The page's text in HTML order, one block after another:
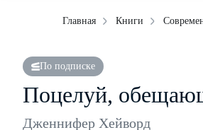
Главная Книги
По подписке
Поцелуй,
Дженнифер Хейворд